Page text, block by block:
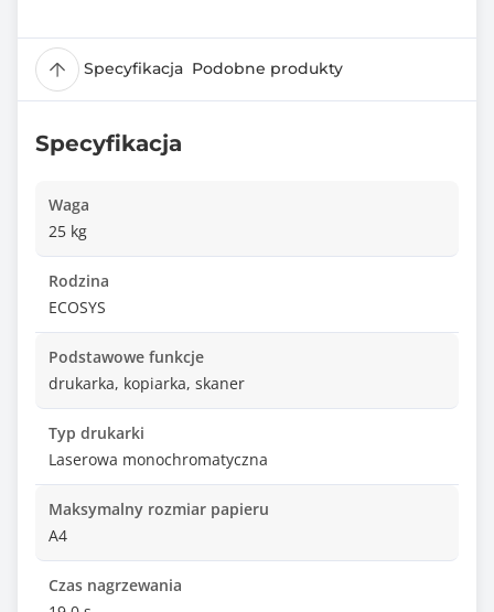
Specyfikacja Podobne produkty
Specyfikacja
Waga
25 kg
Rodzina
ECOSYS
Podstawowe funkcje
drukarka, kopiarka, skaner
Typ drukarki
Laserowa monochromatyczna
Maksymalny rozmiar papieru
A4
Czas nagrzewania